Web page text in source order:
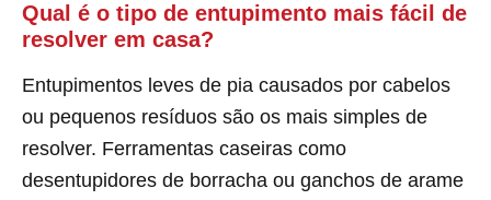
Qual é o tipo de entupimento mais fácil de
resolver em casa?
Entupimentos leves de pia causados por cabelos
ou pequenos resíduos são os mais simples de
resolver. Ferramentas caseiras como
desentupidores de borracha ou ganchos de arame